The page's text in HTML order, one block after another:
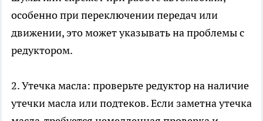
особенно при переключении передач или
движении, это может указывать на проблемы с
редуктором.
2. Утечка масла: проверьте редуктор на наличие
утечки масла или подтеков. Если заметна утечка